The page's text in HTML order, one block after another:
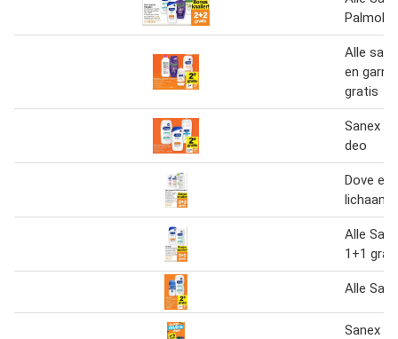
Alle
en
gratis
Sanex
deo
Dove en
Alle
1+1
Alle
Sanex